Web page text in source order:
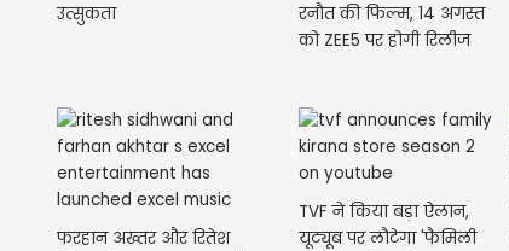
उत्सुकता
रनौत की फिल्म, 14 अगस्त
को ZEE5 पर होगी रिलीज
फरहान अख्तर और रितेश
TVF ने किया बड़ा ऐलान,
यूट्यूब पर लौटेगा 'फैमिली